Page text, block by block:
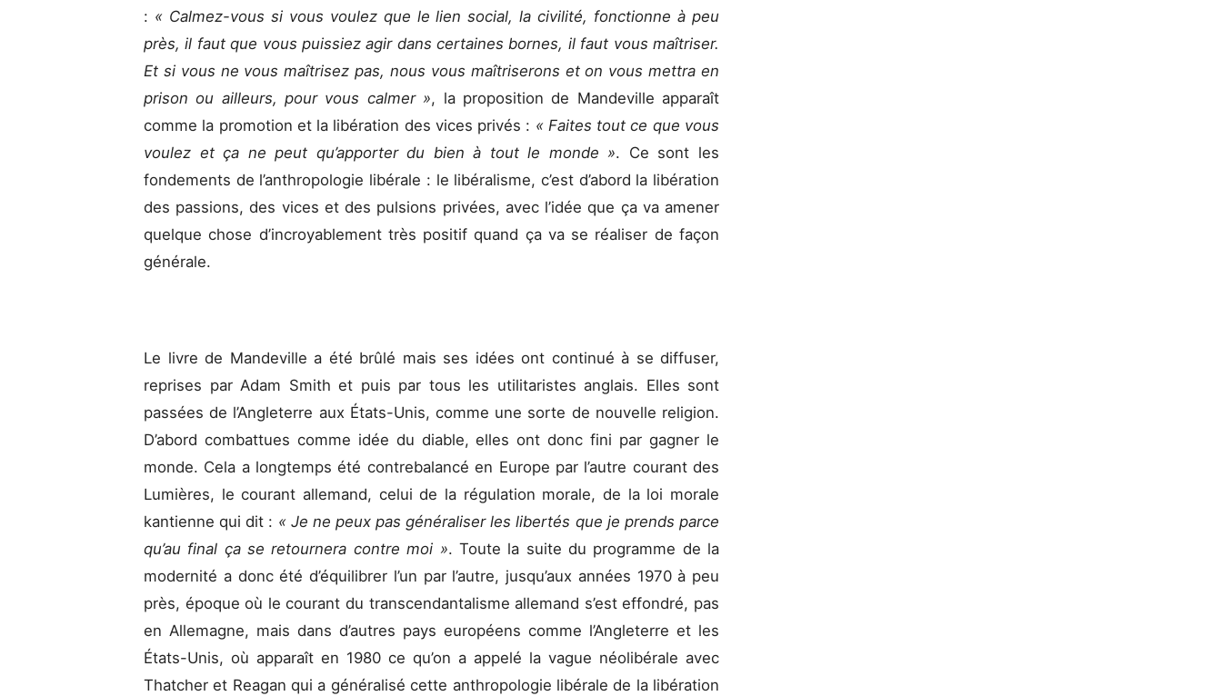
: « Calmez-vous si vous voulez que le lien social, la civilité, fonctionne à peu
près, il faut que vous puissiez agir dans certaines bornes, il faut vous maîtriser.
Et si vous ne vous maîtrisez pas, nous vous maîtriserons et on vous mettra en
prison ou ailleurs, pour vous calmer », la proposition de Mandeville apparaît
comme la promotion et la libération des vices privés : « Faites tout ce que vous
voulez et ça ne peut qu’apporter du bien à tout le monde ». Ce sont les
fondements de l’anthropologie libérale : le libéralisme, c’est d’abord la libération
des passions, des vices et des pulsions privées, avec l’idée que ça va amener
quelque chose d’incroyablement très positif quand ça va se réaliser de façon
générale.
Le livre de Mandeville a été brûlé mais ses idées ont continué à se diffuser,
reprises par Adam Smith et puis par tous les utilitaristes anglais. Elles sont
passées de l’Angleterre aux États-Unis, comme une sorte de nouvelle religion.
D’abord combattues comme idée du diable, elles ont donc fini par gagner le
monde. Cela a longtemps été contrebalancé en Europe par l’autre courant des
Lumières, le courant allemand, celui de la régulation morale, de la loi morale
kantienne qui dit : « Je ne peux pas généraliser les libertés que je prends parce
qu’au final ça se retournera contre moi ». Toute la suite du programme de la
modernité a donc été d’équilibrer l’un par l’autre, jusqu’aux années 1970 à peu
près, époque où le courant du transcendantalisme allemand s’est effondré, pas
en Allemagne, mais dans d’autres pays européens comme l’Angleterre et les
États-Unis, où apparaît en 1980 ce qu’on a appelé la vague néolibérale avec
Thatcher et Reagan qui a généralisé cette anthropologie libérale de la libération